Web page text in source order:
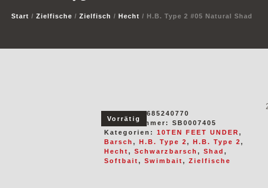
Start / Zielfische / Zielfisch / Hecht / H.B. Type 2 #05 Natural Shad
EAN:4580685240770
Artikelnummer: SB0007405
Kategorien: 10TEN FEET UNDER,
Barsch , H.B. Type 2, H.B. Type 2,
Hecht, Schwarzbarsch , Shad ,
Softbait, Swimbait, Zielfische
Vorrätig